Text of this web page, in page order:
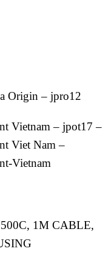
Origin – jpro12
Vietnam – jpot17 –
Viet Nam –
Vietnam
1M CABLE,